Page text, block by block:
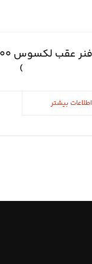
)
اطلاعات بیشتر